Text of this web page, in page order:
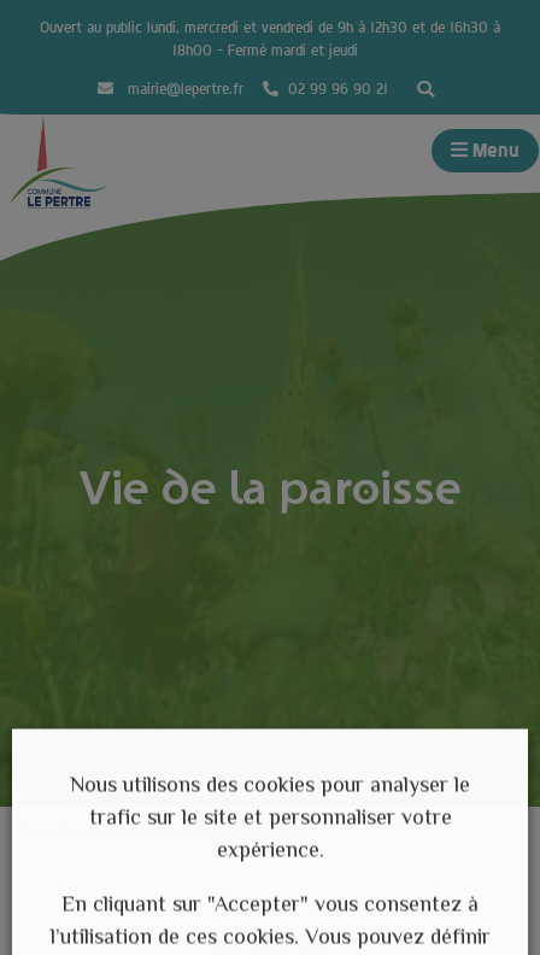
Ouvert au public lundi, mercredi et vendredi de 9h à 12h30 et de 16h30 à
18h00 – Fermé mardi et jeudi
mairie@lepertre.fr 02 99 96 90 21
Menu
Vie de la paroisse
Vie de la paroisse
Nous utilisons des cookies pour analyser le
trafic sur le site et personnaliser votre
expérience.
En cliquant sur "Accepter" vous consentez à
l’utilisation de ces cookies. Vous pouvez définir